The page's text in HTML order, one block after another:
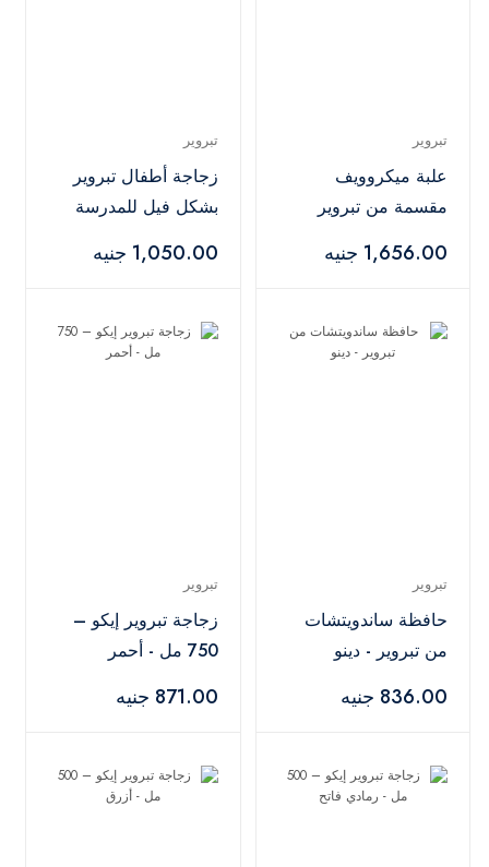
تبروير
علبة ميكروويف
مقسمة من تبروير
1,656.00 جنيه
تبروير
زجاجة أطفال تبروير
بشكل فيل للمدرسة
1,050.00 جنيه
تبروير
حافظة ساندويتشات
من تبروير - دينو
836.00 جنيه
تبروير
زجاجة تبروير إيكو –
750 مل - أحمر
871.00 جنيه